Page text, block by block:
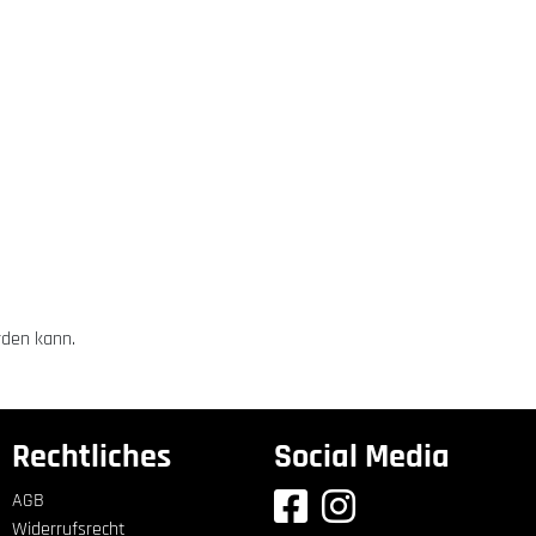
kann.
Rechtliches
AGB
Widerrufsrecht
Social Media